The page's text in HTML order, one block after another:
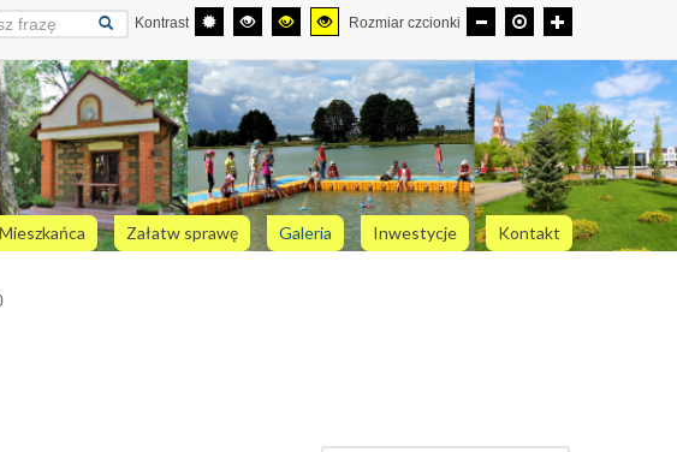
Kontrast Rozmiar czcionki
Załatw sprawę Galeria Inwestycje Kontakt